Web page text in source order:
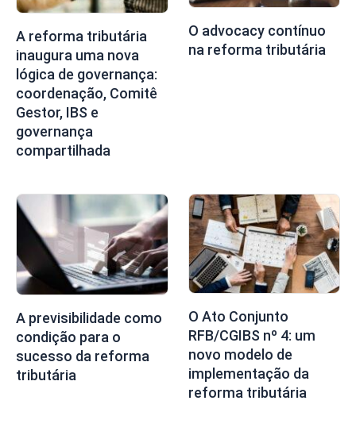
A reforma tributária
inaugura uma nova
lógica de governança:
coordenação, Comitê
Gestor, IBS e
governança
compartilhada
O advocacy contínuo
na reforma tributária
A previsibilidade como
condição para o
sucesso da reforma
tributária
O Ato Conjunto
RFB/CGIBS nº 4: um
novo modelo de
implementação da
reforma tributária